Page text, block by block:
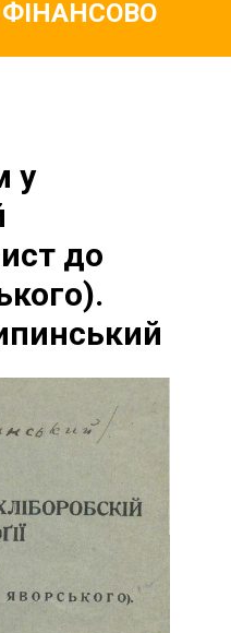
у
до